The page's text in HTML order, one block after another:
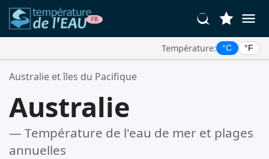
Température: °C °F
Vos Lieux Favoris:
Australie et îles du Pacifique
Australie
— Température de l'eau de mer et plages
annuelles